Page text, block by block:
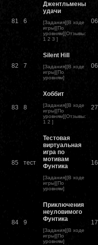
81 6
Джентльмены
удачи
[Задания][В ходе
игры][По
уровням][Отзывы:
1 2 3 ]
82 7
Silent Hill
[Задания][В ходе
игры][По
уровням]
83 8
Хоббит
[Задания][В ходе
игры][По
уровням][Отзывы:
1 2 ]
85 тест
Тестовая
виртуальная
игра по
мотивам
Фунтика
[Задания][В ходе
игры][По
уровням]
84 9
Приключения
неуловимого
Фунтика
[Задания][В ходе
игры][По
уровням]